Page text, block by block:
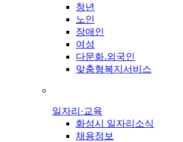
청년
노인
장애인
여성
다문화.외국인
맞춤형복지서비스
일자리·교육
화성시 일자리소식
채용정보